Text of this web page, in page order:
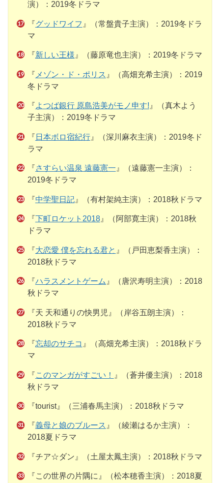
演）：2019冬ドラマ
『グッドワイフ 』（常盤貴子主演）：2019冬ドラ
マ
『新しい王様 』（藤原竜也主演）：2019冬ドラマ
『 メゾン・ド・ポリス 』（高畑充希主演）：2019
冬ドラマ
『よつば銀行 原島浩美がモノ申す! 』（真木よう
子主演）：2019冬ドラマ
『 日本ボロ宿紀行』（深川麻衣主演）：2019冬ド
ラマ
『さすらい温泉 遠藤憲一 』（遠藤憲一主演）：
2019冬ドラマ
『中学聖日記』（有村架純主演）：2018秋ドラマ
『下町ロケット2018』（阿部寛主演）：2018秋
ドラマ
『大恋愛 僕を忘れる君と 』（戸田恵梨香主演）：
2018秋ドラマ
『ハラスメントゲーム 』（唐沢寿明主演）：2018
秋ドラマ
『天 天和通りの快男児』（岸谷五朗主演）：
2018秋ドラマ
『忘却のサチコ 』（高畑充希主演）：2018秋ドラ
マ
『このマンガがすごい！
』（蒼井優主演）：2018
秋ドラマ
『tourist』（三浦春馬主演）：2018秋ドラマ
『 義母と娘のブルース 』（綾瀬はるか主演）：
2018夏ドラマ
『チア☆ダン』（土屋太鳳主演）：2018秋ドラマ
『この世界の片隅に』（松本穂香主演）：2018夏